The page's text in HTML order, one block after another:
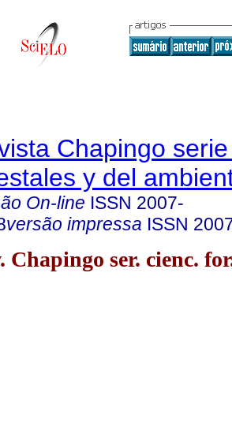
Chapingo
y del
On-line ISSN 2007-
versão impressa ISSN
Chapingo ser. cienc.